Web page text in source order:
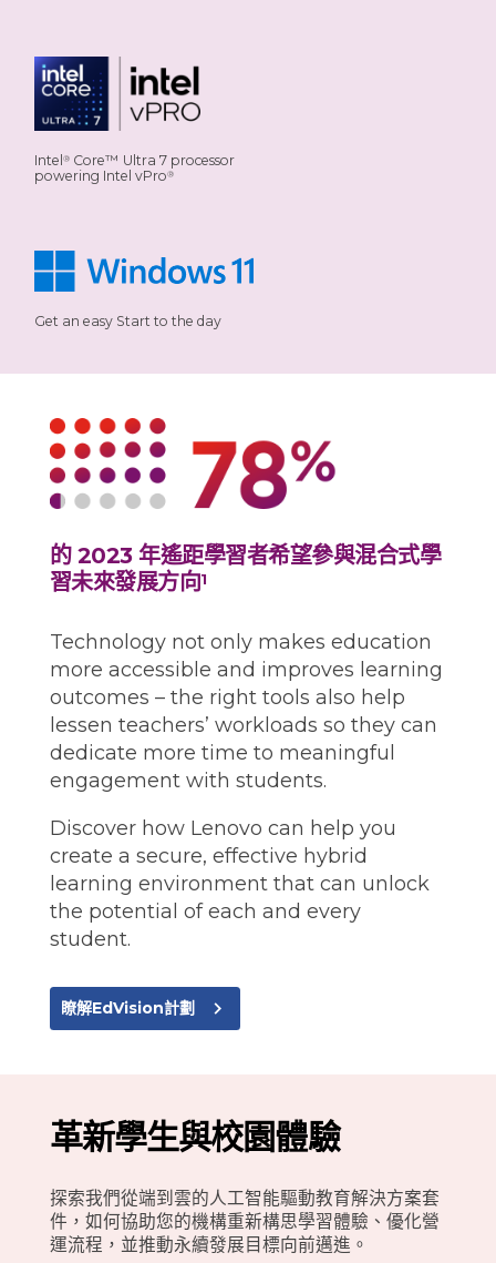
Intel® Core™ Ultra 7 processor
powering Intel vPro®
Get an easy Start to the day
Technology not only makes education
more accessible and improves learning
outcomes – the right tools also help
lessen teachers’ workloads so they can
dedicate more time to meaningful
engagement with students.
Discover how Lenovo can help you
create a secure, effective hybrid
learning environment that can unlock
the potential of each and every
student.
瞭解EdVision計劃 navigate_next
的 2023 年遙距學習者希望參與混合式學
習未來發展方向1
革新學生與校園體驗
探索我們從端到雲的人工智能驅動教育解決方案套
件，如何協助您的機構重新構思學習體驗、優化營
運流程，並推動永續發展目標向前邁進。